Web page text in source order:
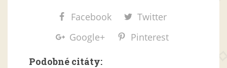
Facebook
Twitter
Google+
Pinterest
Podobné citáty: